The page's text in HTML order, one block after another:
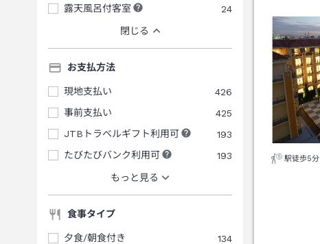
露天風呂付客室
24
閉じる
お支払方法
現地支払い
426
事前支払い
425
JTBトラベルギフト利用可
193
たびたびバンク利用可
193
もっと見る
食事タイプ
夕食/朝食付き
134
駅徒歩5分